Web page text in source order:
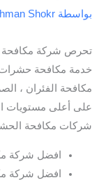
بواسطة Shokr
تحرص شركة مكافحة
خدمة مكافحة حشرات
مكافحة الفئران ،
على أعلى مستويات
شركات مكافحة
افضل شركة
افضل شركة